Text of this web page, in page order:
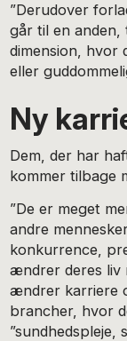
”Derudover
går til en anden,
dimension, hvor
eller
Ny
Dem, der har
kommer tilbage
”De er meget
andre
konkurrence,
ændrer deres liv
ændrer karriere
brancher, hvor
”sundhedspleje,